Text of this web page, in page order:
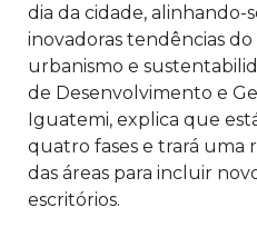
dia da cidade, alinhando-
inovadoras tendências
urbanismo e
de Desenvolvimento e
Iguatemi, explica que
quatro fases e trará uma
das áreas para incluir
escritórios.